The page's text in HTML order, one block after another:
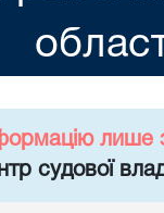
лише
судової